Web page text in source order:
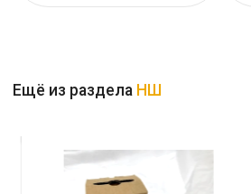
Ещё из раздела НШ